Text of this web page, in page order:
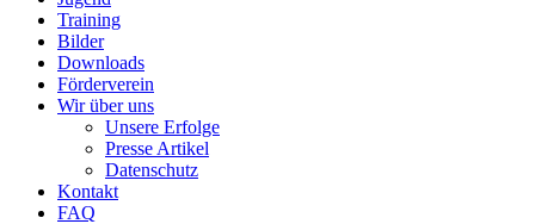
Training
Bilder
Downloads
Förderverein
Wir über uns
Unsere Erfolge
Presse Artikel
Datenschutz
Kontakt
FAQ